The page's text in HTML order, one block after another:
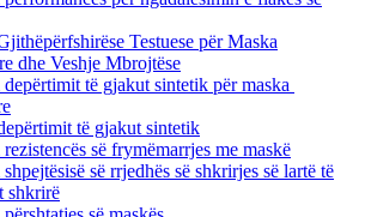
Testuese për Maska
dhe Veshje Mbrojtëse
depërtimit të gjakut sintetik për maska
të gjakut sintetik
rezistencës së frymëmarrjes me maskë
shpejtësisë së rrjedhës së shkrirjes së lartë të
shkrirë